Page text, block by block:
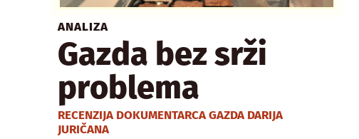
ANALIZA
Gazda bez srži
problema
RECENZIJA DOKUMENTARCA GAZDA DARIJA
JURIČANA